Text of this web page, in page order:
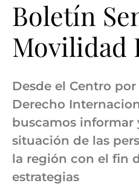
Boletín
Movilidad
Desde el Centro
Derecho
buscamos informar
situación de las
la región con el fin
estrategias